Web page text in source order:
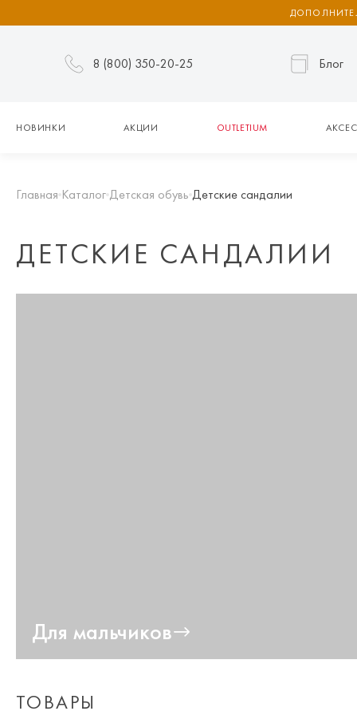
8 (800) 350-20-25 Блог
НОВИНКИ АКЦИИ OUTLETIUM
Главная Каталог Детская обувь Детские сандалии
ДЕТСКИЕ САНДАЛИИ
Для мальчиков
ТОВАРЫ